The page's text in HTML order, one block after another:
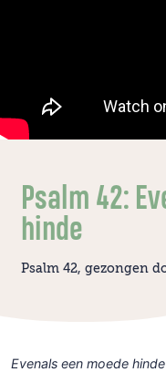
Psalm 42:
hinde
Psalm 42, gezongen
Evenals een moede hinde